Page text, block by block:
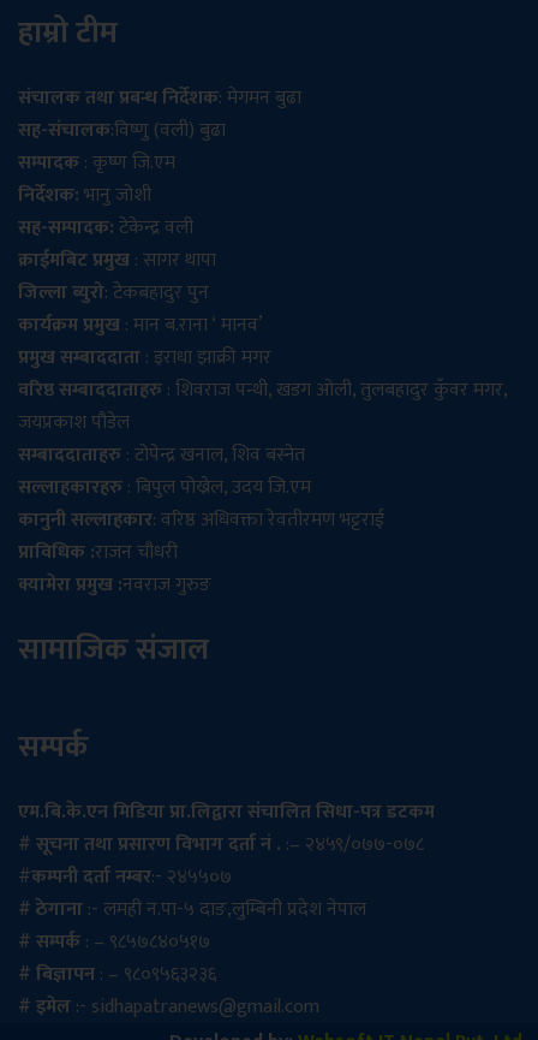
हाम्रो टीम
संचालक तथा प्रबन्ध निर्देशक: मेगमन बुढा
सह-संचालक:विष्णु (वली) बुढा
सम्पादक: कृष्ण जि.एम
निर्देशक:भानु जोशी
सह-सम्पादक:टेकेन्द्र वली
क्राईमबिट प्रमुख: सागर थापा
जिल्ला ब्युरो: टेकबहादुर पुन
कार्यक्रम प्रमुख: मान ब.राना ‘ मानव’
प्रमुख सम्बाददाता: इराधा झाक्री मगर
वरिष्ठ सम्बाददाताहरु: शिवराज पन्थी, खडग ओली, तुलबहादुर कुँवर मगर,
जयप्रकाश पौडेल
सम्बाददाताहरु: टोपेन्द्र खनाल, शिव बस्नेत
सल्लाहकारहरु: बिपुल पोख्रेल, उदय जि.एम
कानुनी सल्लाहकार: वरिष्ठ अधिवक्ता रेवतीरमण भट्टराई
प्राविधिक :राजन चौधरी
क्यामेरा प्रमुख :नवराज गुरुङ
सामाजिक संजाल
सम्पर्क
एम.बि.के.एन मिडिया प्रा.लिद्वारा संचालित सिधा-पत्र डटकम
# सूचना तथा प्रसारण विभाग दर्ता नं . :– २४५९/०७७-०७८
#कम्पनी दर्ता नम्बर:- २४५५०७
# ठेगाना:- लमही न.पा-५ दाङ,लुम्बिनी प्रदेश नेपाल
# सम्पर्क: – ९८५७८४०५१७
# बिज्ञापन: – ९८०९५६३२३६
# इमेल:- sidhapatranews@gmail.com